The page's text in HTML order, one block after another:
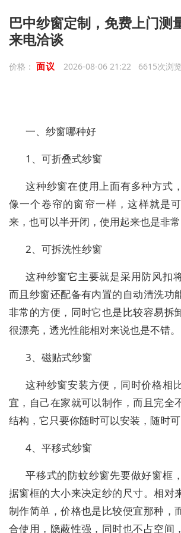
巴中纱窗定制，免费上门测
来电洽谈
价格： 面议 2026-08-06 21:22 6615次浏
一、纱窗哪种好
1、可折叠式纱窗
这种纱窗在使用上面有多种方式
像一个卷帘的窗帘一样，这样就是
来，也可以半开闭，使用起来也是非常
2、可拆洗性纱窗
这种纱窗它主要就是采用防风扣
而且纱窗还配备有内置的自动清洗功
非常的方便，同时它也是比较容易拆
很漂亮，透光性能相对来说也是不错。
3、磁贴式纱窗
这种纱窗安装方便，同时价格相
宜，自己在家就可以制作，而且完全
结构，它只要你随时可以安装，随时可
4、平移式纱窗
平移式的防蚊纱窗先要做好窗框
据窗框的大小来决定纱的尺寸。相对
制作简单，价格也是比较便宜那种，
合使用，隐蔽性强，同时也不占空间